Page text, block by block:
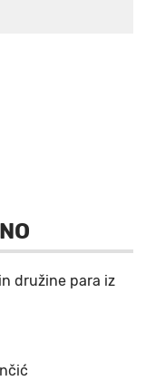
družine para iz